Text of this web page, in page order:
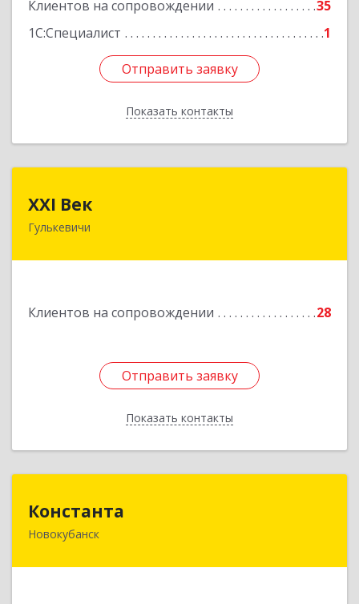
Клиентов на сопровождении
35
1С:Специалист
1
Отправить заявку
Показать контакты
Отправить заявку
Назад
XXI Век
Гулькевичи
Клиентов на сопровождении 28
Отправить заявку
Показать контакты
Отправить заявку
Назад
Константа
Новокубанск
352240, Краснодарский край, Новокубанск г,